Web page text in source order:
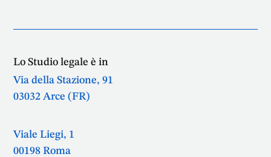
Lo Studio legale è in
Via della Stazione, 91
03032 Arce (FR)
Viale Liegi, 1
00198 Roma